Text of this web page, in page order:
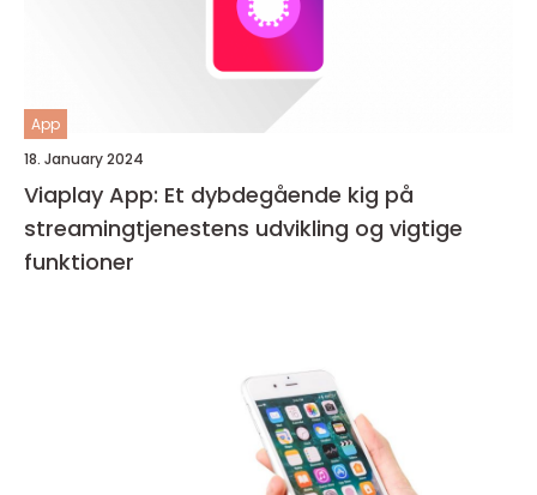
App
18. January 2024
Viaplay App: Et dybdegående kig på
streamingtjenestens udvikling og vigtige
funktioner